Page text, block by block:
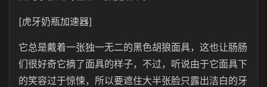
[虎牙奶瓶加速器]
它总是戴着一张独一无二的黑色胡狼面具，这也让肠肠
们很好奇它摘了面具的样子，不过，听说由于它面具下
的笑容过于惊悚，所以要遮住大半张脸只露出洁白的牙